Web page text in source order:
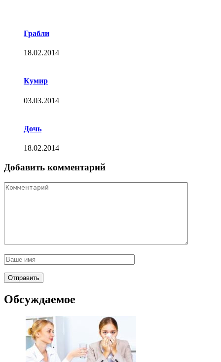
Грабли
18.02.2014
Кумир
03.03.2014
Дочь
18.02.2014
Добавить комментарий
Обсуждаемое